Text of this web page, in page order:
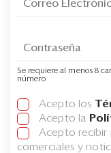
Se requiere al menos 8
número
Acepto los
Acepto la
Acepto recibir
comerciales y